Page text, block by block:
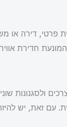
פרטי, דירה או
חדירת
ולסגנונות
זאת, יש